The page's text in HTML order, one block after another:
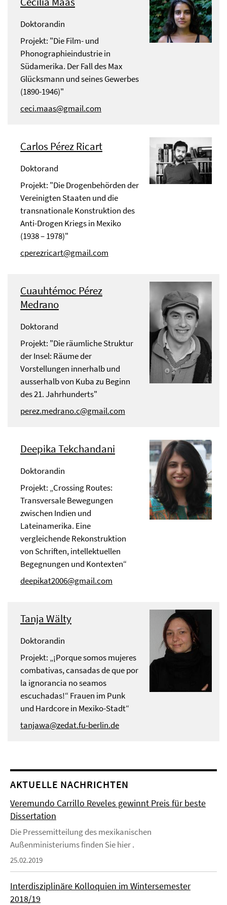
Doktorandin
Projekt: "Die Film- und
Phonographieindustrie in
Südamerika. Der Fall des Max
Glücksmann und seines Gewerbes
(1890-1946)"
ceci.maas@gmail.com
Carlos Pérez Ricart
Doktorand
Projekt: "Die Drogenbehörden der
Vereinigten Staaten und die
transnationale Konstruktion des
Anti-Drogen Kriegs in Mexiko
(1938 – 1978)"
cperezricart@gmail.com
Cuauhtémoc Pérez
Medrano
Doktorand
Projekt: "Die räumliche Struktur
der Insel: Räume der
Vorstellungen innerhalb und
ausserhalb von Kuba zu Beginn
des 21. Jahrhunderts"
perez.medrano.c@gmail.com
Deepika Tekchandani
Doktorandin
Projekt: „Crossing Routes:
Transversale Bewegungen
zwischen Indien und
Lateinamerika. Eine
vergleichende Rekonstruktion
von Schriften, intellektuellen
Begegnungen und Kontexten“
deepikat2006@gmail.com
Tanja Wälty
Doktorandin
Projekt: „¡Porque somos mujeres
combativas, cansadas de que por
la ignorancia no seamos
escuchadas!“ Frauen im Punk
und Hardcore in Mexiko-Stadt“
tanjawa@zedat.fu-berlin.de
AKTUELLE NACHRICHTEN
Veremundo Carrillo Reveles gewinnt Preis für beste
Dissertation
Die Pressemitteilung des mexikanischen
Außenministeriums finden Sie hier .
25.02.2019
Interdisziplinäre Kolloquien im Wintersemester
2018/19